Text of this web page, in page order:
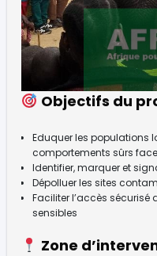
Objectifs du
Eduquer les populations
comportements sûrs face
Identifier, marquer et
Dépolluer les sites
Faciliter l’accès
sensibles
Zone